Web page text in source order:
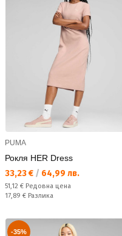
PUMA
Рокля HER Dress
Текуща цена:
33,23 € / 64,99 лв.
Редовна цена:
51,12 € Редовна цена
Спестявате:
17,89 € Разлика
-35%